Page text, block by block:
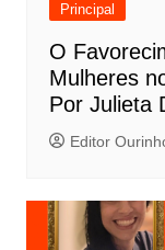
Principal
O
Mulheres
Por Julieta
Editor